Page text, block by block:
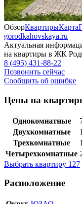
ОбзорКвартирыКарта
gorodkahovskaya.ru
Актуальная
на квартиры в ЖК
8 (495) 431-88-22
Позвонить сейчас
Сообщить об ошибке
Цены на
Однокомнатные
Двухкомнатные
Трехкомнатные
Четырехкомнатные
Выбрать квартиру 127
Расположение